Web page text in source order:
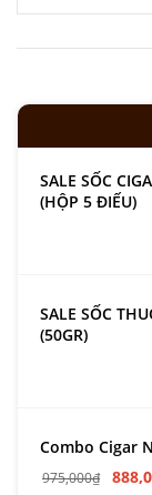
SALE SỐC
(HỘP 5 ĐIẾU)
SALE SỐC
(50GR)
Combo Cigar
975,000₫